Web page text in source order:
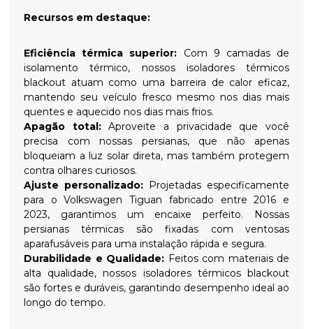
Recursos em destaque:
Eficiência térmica superior: Com 9 camadas de
isolamento térmico, nossos isoladores térmicos
blackout atuam como uma barreira de calor eficaz,
mantendo seu veículo fresco mesmo nos dias mais
quentes e aquecido nos dias mais frios.
Apagão total:Aproveite a privacidade que você
precisa com nossas persianas, que não apenas
bloqueiam a luz solar direta, mas também protegem
contra olhares curiosos.
Ajuste personalizado: Projetadas especificamente
para o Volkswagen Tiguan fabricado entre 2016 e
2023, garantimos um encaixe perfeito. Nossas
persianas térmicas são fixadas com ventosas
aparafusáveis para uma instalação rápida e segura.
Durabilidade e Qualidade: Feitos com materiais de
alta qualidade, nossos isoladores térmicos blackout
são fortes e duráveis, garantindo desempenho ideal ao
longo do tempo.